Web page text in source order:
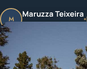
M Maruzza Teixeira
Atualizado em 01 de